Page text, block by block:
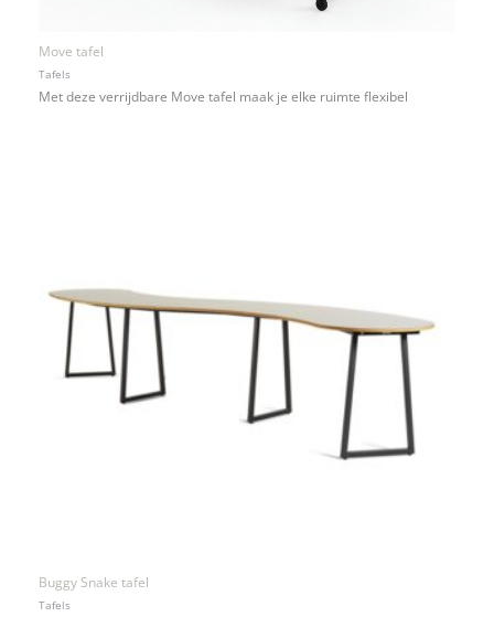
Move tafel
Tafels
Met deze verrijdbare Move tafel maak je elke ruimte flexibel
Buggy Snake tafel
Tafels